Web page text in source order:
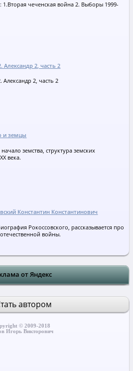
1.Вторая чеченская война 2. Выборы 1999-
Александр 2, часть 2
2, часть 2
и земцы
земства, структура земских
века.
Константин Константинович
Рокоссовского, рассказывается про
войны.
от Яндекс
автором
© 2009-2018
Игорь Викторович